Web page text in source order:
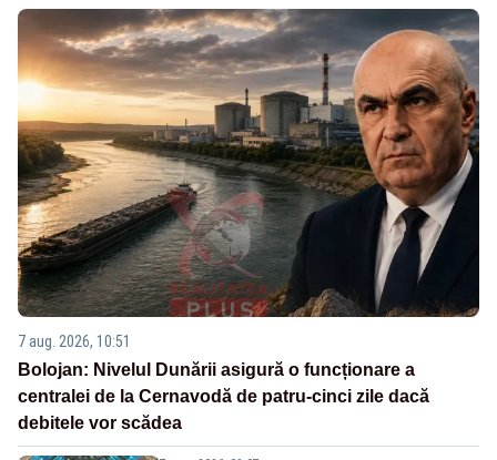
7 aug. 2026, 10:51
Bolojan: Nivelul Dunării asigură o funcționare a
centralei de la Cernavodă de patru-cinci zile dacă
debitele vor scădea